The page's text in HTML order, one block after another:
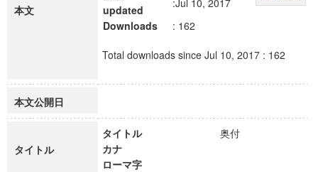
本文
updated
:Jul 10, 2017
Downloads
: 162
Total downloads since Jul 10, 2017 : 162
本文公開日
タイトル
タイトル
奥付
カナ
ローマ字